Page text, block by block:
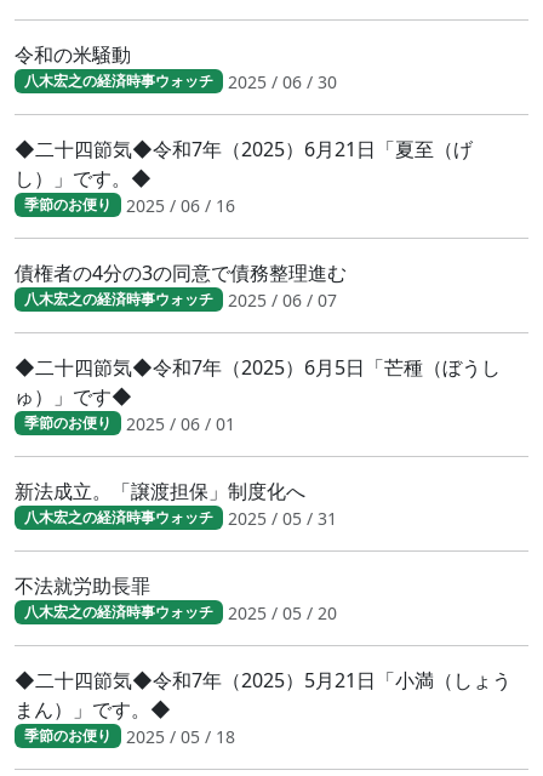
令和の米騒動
八木宏之の経済時事ウォッチ 2025 / 06 / 30
◆二十四節気◆令和7年（2025）6月21日「夏至（げ
し）」です。◆
季節のお便り 2025 / 06 / 16
債権者の4分の3の同意で債務整理進む
八木宏之の経済時事ウォッチ 2025 / 06 / 07
◆二十四節気◆令和7年（2025）6月5日「芒種（ぼうし
ゅ）」です◆
季節のお便り 2025 / 06 / 01
新法成立。「譲渡担保」制度化へ
八木宏之の経済時事ウォッチ 2025 / 05 / 31
不法就労助長罪
八木宏之の経済時事ウォッチ 2025 / 05 / 20
◆二十四節気◆令和7年（2025）5月21日「小満（しょう
まん）」です。◆
季節のお便り 2025 / 05 / 18